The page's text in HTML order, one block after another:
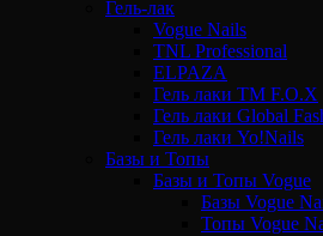
Гель-лак
Vogue Nails
TNL Professional
ELPAZA
Гель лаки ТМ F.O.X
Гель лаки Global
Гель лаки Yo!Nails
Базы и Топы
Базы и Топы Vogue
Базы Vogue
Топы Vogue